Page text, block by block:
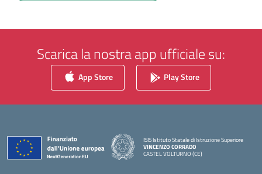
Scarica la nostra app ufficiale su:
App Store Play Store
ISIS Istituto Statale di Istruzione Superiore
VINCENZO CORRADO
CASTEL VOLTURNO (CE)